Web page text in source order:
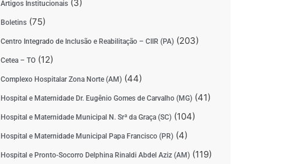
Artigos Institucionais(3)
Boletins(75)
Centro Integrado de Inclusão e Reabilitação – CIIR (PA)(203)
Cetea – TO(12)
Complexo Hospitalar Zona Norte (AM)(44)
Hospital e Maternidade Dr. Eugênio Gomes de Carvalho (MG)(41)
Hospital e Maternidade Municipal N. Srª da Graça (SC)(104)
Hospital e Maternidade Municipal Papa Francisco (PR)(4)
Hospital e Pronto-Socorro Delphina Rinaldi Abdel Aziz (AM)(119)